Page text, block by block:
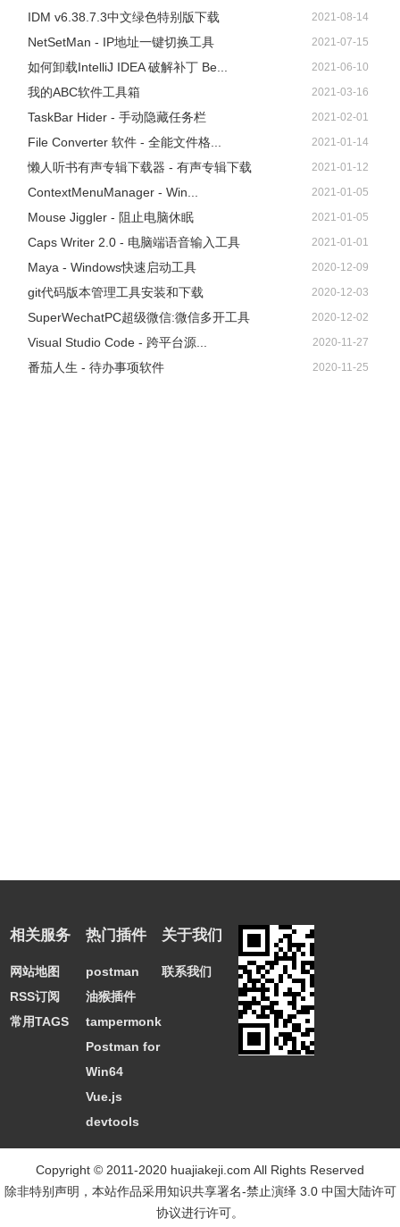
IDM v6.38.7.3中文绿色特别版下载 2021-08-14
NetSetMan - IP地址一键切换工具 2021-07-15
如何卸载IntelliJ IDEA 破解补丁 Be... 2021-06-10
我的ABC软件工具箱 2021-03-16
TaskBar Hider - 手动隐藏任务栏 2021-02-01
File Converter 软件 - 全能文件格... 2021-01-14
懒人听书有声专辑下载器 - 有声专辑下载 2021-01-12
ContextMenuManager - Win... 2021-01-05
Mouse Jiggler - 阻止电脑休眠 2021-01-05
Caps Writer 2.0 - 电脑端语音输入工具 2021-01-01
Maya - Windows快速启动工具 2020-12-09
git代码版本管理工具安装和下载 2020-12-03
SuperWechatPC超级微信:微信多开工具 2020-12-02
Visual Studio Code - 跨平台源... 2020-11-27
番茄人生 - 待办事项软件 2020-11-25
相关服务
网站地图
RSS订阅
常用TAGS
热门插件
postman
油猴插件
tampermonkey
Postman for
Win64
Vue.js
devtools
关于我们
联系我们
Copyright © 2011-2020 huajiakeji.com All Rights Reserved
除非特别声明，本站作品采用知识共享署名-禁止演绎 3.0 中国大陆许可
协议进行许可。